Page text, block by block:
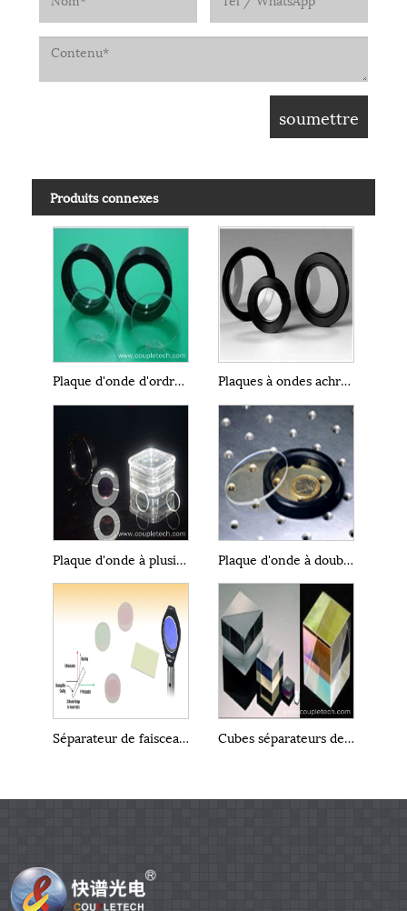
Produits connexes
Plaque d'onde d'ordre zéro et véritable ordre zéro Plaques à ondes achromatiques AWP
Plaque d'onde à plusieurs ordres Plaque d'onde à double longueur d'onde
Séparateur de faisceau à plaque polarisante Cubes séparateurs de faisceau polarisants (Cube PBS)